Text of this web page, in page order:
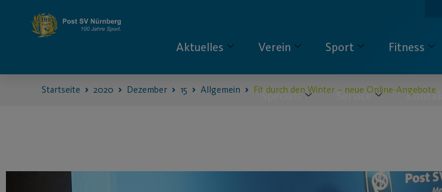
Aktuelles Verein Sport Fitness
Specials Service Kontakt
Startseite 2020 Dezember 15 Allgemein Fit durch den Winter – neue Online-Angebote